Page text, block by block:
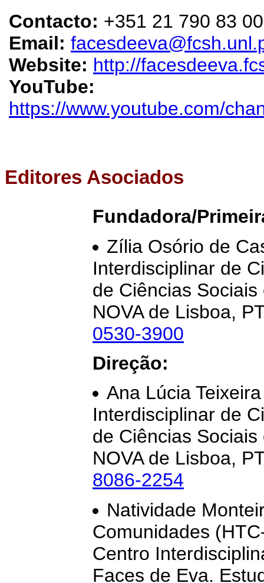
Contacto: +351 21 790 83
Email:
Website: http://
YouTube:
https://www.youtube.com/
Editores Asociados
Fundadora/
Zília Osório de
Interdisciplinar de
de Ciências
NOVA de Lisboa,
0530-3900
Direção:
Ana Lúcia
Interdisciplinar de
de Ciências
NOVA de Lisboa,
8086-2254
Natividade
Comunidades
Centro
Faces de Eva.